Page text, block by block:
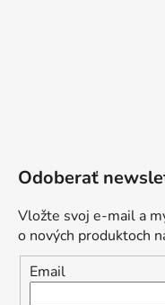
Odoberať
Vložte svoj e-mail a
o nových produktoch
Email